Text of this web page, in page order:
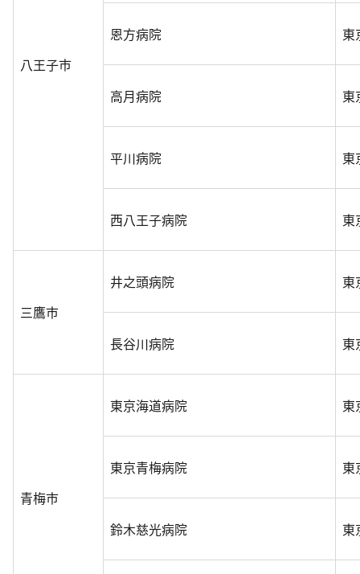
八王子市
恩方病院 東
高月病院 東
平川病院 東
西八王子病院 東
三鷹市
井之頭病院 東
長谷川病院 東
青梅市
東京海道病院 東
東京青梅病院 東
鈴木慈光病院 東